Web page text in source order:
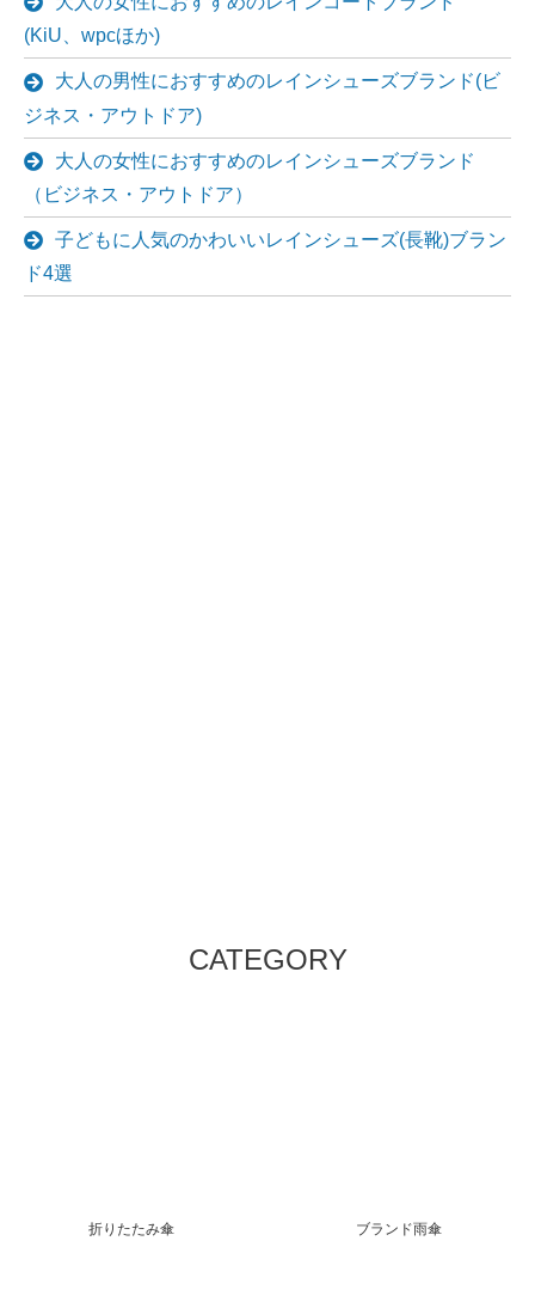
(KiU、wpcほか)
大人の男性におすすめのレインシューズブランド(ビ
ジネス・アウトドア)
大人の女性におすすめのレインシューズブランド
（ビジネス・アウトドア）
子どもに人気のかわいいレインシューズ(長靴)ブラン
ド4選
CATEGORY
折りたたみ傘 ブランド雨傘